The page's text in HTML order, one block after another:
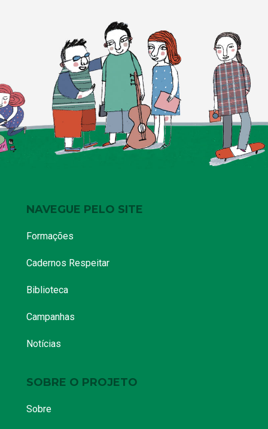
CONTEXTO
ESCOLAR
15 de fevereiro de 2023| 2 comentários
Até 7 de março, as Comissões de
Mediação de Conflitos serão
constituídas em cada Unidade
Educacional da Rede Municipal de…
ABERTURA DA 3º
EDIÇÃO DOS
SEMINÁRIOS
REGIONAIS